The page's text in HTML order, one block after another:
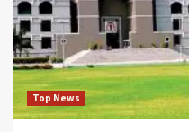
Top News